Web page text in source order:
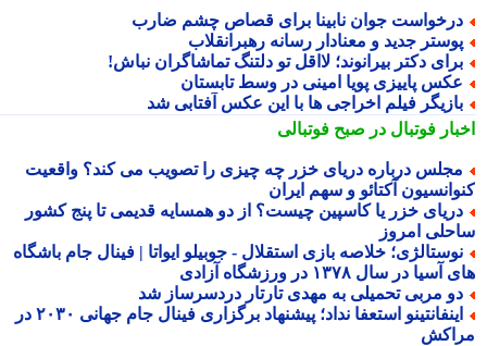
جوان نابینا برای قصاص چشم ضارب
جدید و معنادار رسانه رهبرانقلاب
دکتر بیرانوند؛ لااقل تو دلتنگ تماشاگران نباش!
پاییزی پویا امینی در وسط تابستان
فیلم اخراجی ها با این عکس آفتابی شد
فوتبال در صبح فوتبالی
درباره دریای خزر چه چیزی را تصویب می کند؟ واقعیت
آکتائو و سهم ایران
خزر یا کاسپین چیست؟ از دو همسایه قدیمی تا پنج کشور
امروز
خلاصه بازی استقلال - جوبیلو ایواتا | فینال جام باشگاه
در سال ۱۳۷۸ در ورزشگاه آزادی
مربی تحمیلی به مهدی تارتار دردسرساز شد
اینفانتینو استعفا نداد؛ پیشنهاد برگزاری فینال جام جهانی ۲۰۳۰ در